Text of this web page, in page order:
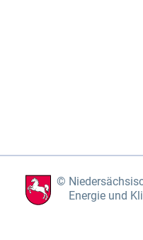
Energie und